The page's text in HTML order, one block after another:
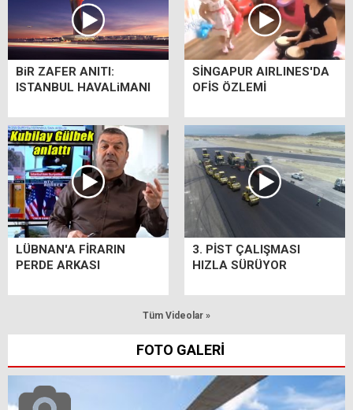
BiR ZAFER ANITI:
ISTANBUL HAVALiMANI
SİNGAPUR AIRLINES'DA
OFİS ÖZLEMİ
LÜBNAN'A FİRARIN
PERDE ARKASI
3. PİST ÇALIŞMASI
HIZLA SÜRÜYOR
Tüm Videolar »
FOTO GALERİ